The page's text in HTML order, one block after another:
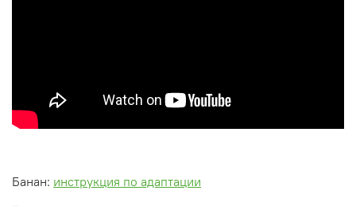
Банан: инструкция по адаптации